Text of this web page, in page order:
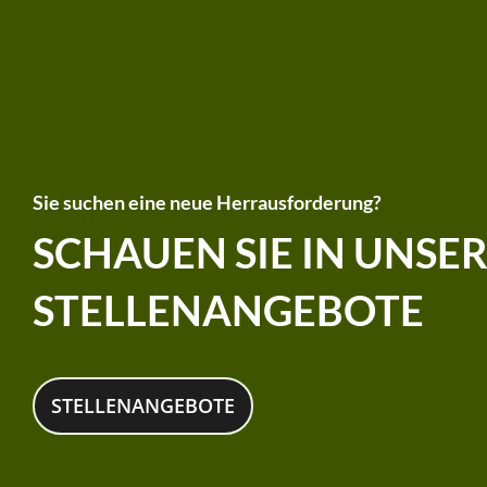
Sie suchen eine neue Herrausforderung?
SCHAUEN SIE IN
STELLENANGEBOTE
STELLENANGEBOTE